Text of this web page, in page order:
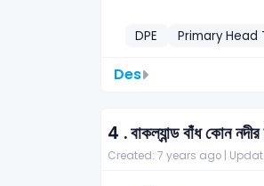
DPE Primary Head
Des
4 .বাকল্যান্ড বাঁধ কোন
Created: 7 years ago |